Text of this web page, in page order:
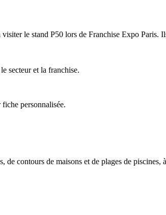
le stand P50 lors de Franchise Expo Paris.
secteur et la franchise.
personnalisée.
de contours de maisons et de plages de piscines,